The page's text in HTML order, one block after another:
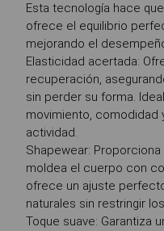
Esta tecnología hace
ofrece el equilibrio
mejorando el
Elasticidad acertada:
recuperación,
sin perder su forma.
movimiento, comodidad
actividad.
Shapewear:
moldea el cuerpo con
ofrece un ajuste
naturales sin restringir
Toque suave: Garantiza